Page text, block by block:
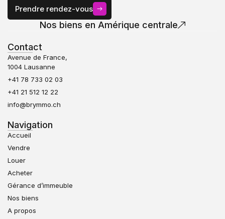
Prendre rendez-vous
Nos biens en Amérique centrale
Contact
Avenue de France,
1004 Lausanne
+41 78 733 02 03
+41 21 512 12 22
info@brymmo.ch
Navigation
Accueil
Vendre
Louer
Acheter
Gérance d’immeuble
Nos biens
A propos